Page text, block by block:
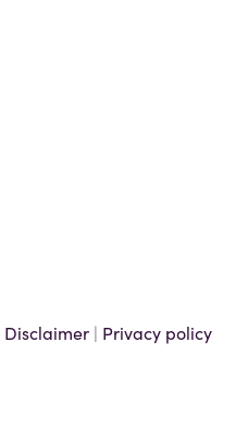
Disclaimer | Privacy policy